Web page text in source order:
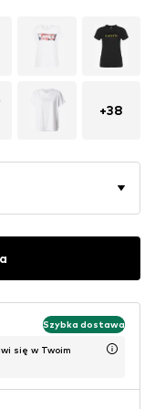
+38
Szybka dostawa
się w Twoim